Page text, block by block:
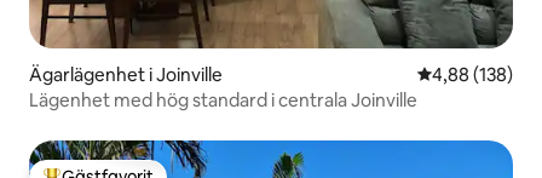
Ägarlägenhet i Joinville 4,88 av 5 i
4,88 (138)
Lägenhet med hög standard i centrala Joinville